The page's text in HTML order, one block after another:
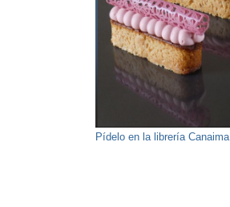
Pídelo en la librería Canaima